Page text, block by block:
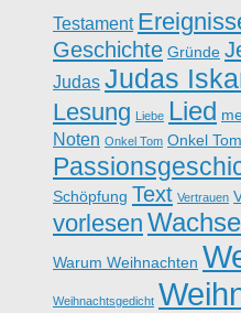
Testament
Geschichte Gründe
Judas Judas
Lesung Liebe Lied
Noten Onkel Tom Onkel
Schöpfung Text Vertrauen
vorlesen
Warum Weihnachten
Weihnachtsgedicht